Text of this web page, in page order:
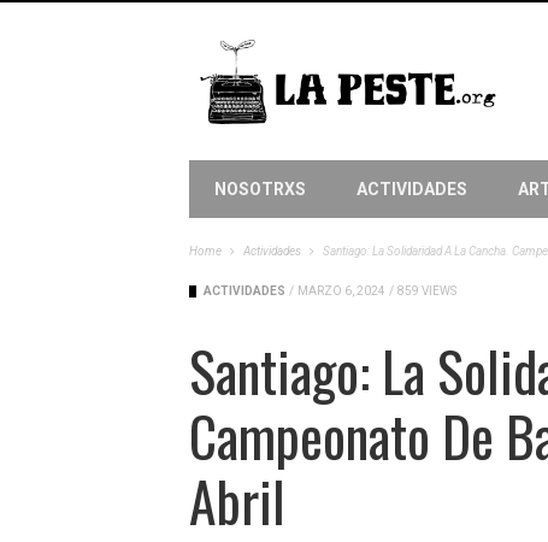
NOSOTRXS ACTIVIDADES
Home Actividades Santiago: La Solidaridad A La Cancha.
ACTIVIDADES / MARZO 6, 2024 / 859 VIEWS
Santiago: La
Campeonato De
Abril